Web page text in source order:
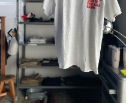
5,940